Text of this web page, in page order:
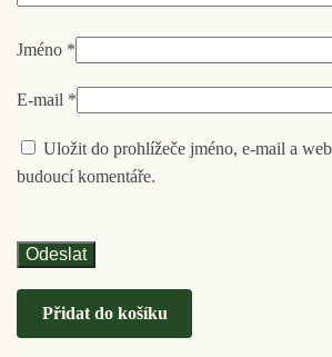
Jméno *
E-mail *
Uložit do prohlížeče jméno, e-mail a
budoucí komentáře.
Přidat do košíku